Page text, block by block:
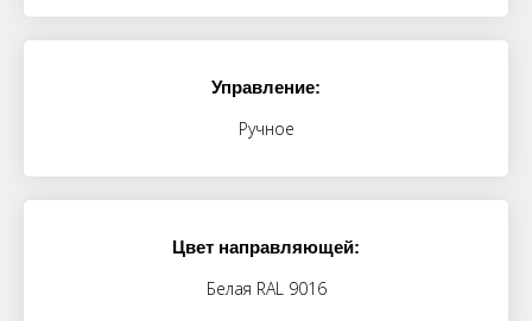
Управление:
Ручное
Цвет направляющей:
Белая RAL 9016